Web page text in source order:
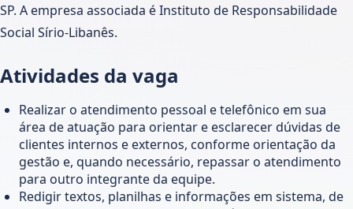
SP. A empresa associada é Instituto de Responsabilidade
Social Sírio-Libanês.
Atividades da vaga
Realizar o atendimento pessoal e telefônico em sua
área de atuação para orientar e esclarecer dúvidas de
clientes internos e externos, conforme orientação da
gestão e, quando necessário, repassar o atendimento
para outro integrante da equipe.
Redigir textos, planilhas e informações em sistema, de